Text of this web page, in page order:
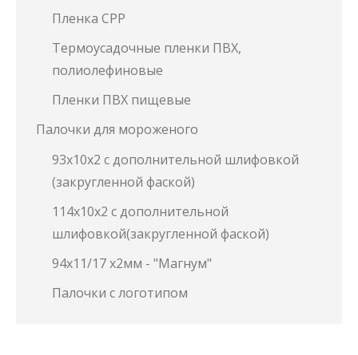
Пленка СРР
Термоусадочные пленки ПВХ,
полиолефиновые
Пленки ПВХ пищевые
Палочки для мороженого
93х10х2 с дополнительной шлифовкой
(закругленной фаской)
114х10х2 с дополнительной
шлифовкой(закругленной фаской)
94х11/17 х2мм - "Магнум"
Палочки с логотипом